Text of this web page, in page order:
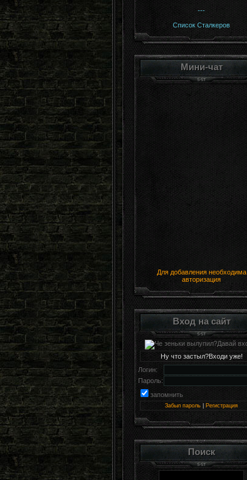
---
Список Сталкеров
Мини-чат
Для добавления необходима
авторизация
Вход на сайт
Ну что застыл?Входи уже!
Логин:
Пароль:
запомнить
Забыл пароль Регистрация
Поиск